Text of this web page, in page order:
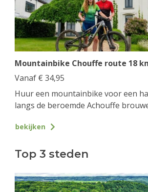
Mountainbike Chouffe route 18
Vanaf € 34,95
Huur een mountainbike voor een
langs de beroemde Achouffe
bekijken
Top 3 steden